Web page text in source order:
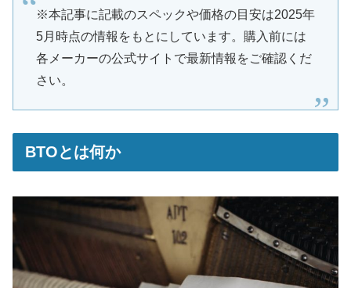
※本記事に記載のスペックや価格の目安は2025年
5月時点の情報をもとにしています。購入前には
各メーカーの公式サイトで最新情報をご確認くだ
さい。
BTOとは何か